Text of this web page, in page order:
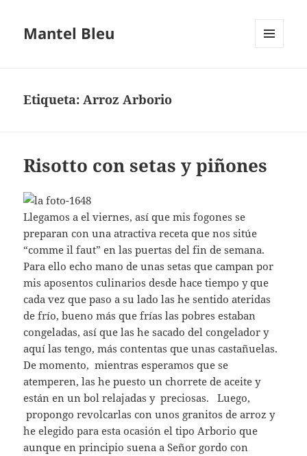
Mantel Bleu
Etiqueta:Arroz Arborio
Risotto con setas y piñones
Llegamos a el viernes, así que mis fogones se
preparan con una atractiva receta que nos sitúe
“comme il faut” en las puertas del fin de semana.
Para ello echo mano de unas setas que campan por
mis aposentos culinarios desde hace tiempo y que
cada vez que paso a su lado las he sentido ateridas
de frío, bueno más que frías las pobres estaban
congeladas, así que las he sacado del congelador y
aquí las tengo, más contentas que unas castañuelas.
De momento, mientras esperamos que se
atemperen, las he puesto un chorrete de aceite y
están en un bol relajadas y preciosas. Luego,
propongo revolcarlas con unos granitos de arroz y
he elegido para esta ocasión el tipo Arborio que
aunque en principio suena a Señor gordo con